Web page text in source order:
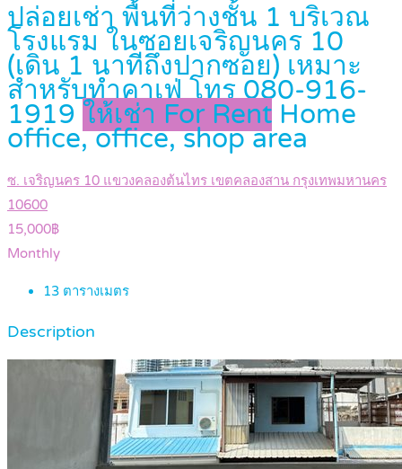
ปล่อยเช่า พื้นที่ว่างชั้น 1 บริเวณ
โรงแรม ในซอยเจริญนคร 10
(เดิน 1 นาทีถึงปากซอย) เหมาะ
สำหรับทำคาเฟ่ โทร 080-916-
1919 ให้เช่า For Rent Home
office, office, shop area
ซ. เจริญนคร 10 แขวงคลองต้นไทร เขตคลองสาน กรุงเทพมหานคร
10600
15,000฿
Monthly
13 ตารางเมตร
Description